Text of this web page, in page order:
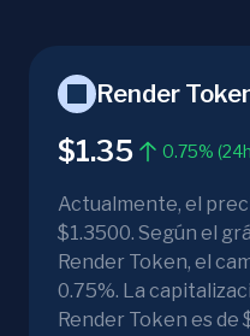
Render
$1.35 0.75%
Actualmente, el
$1.3500. Según el
Render Token, el
0.75%. La
Render Token es de